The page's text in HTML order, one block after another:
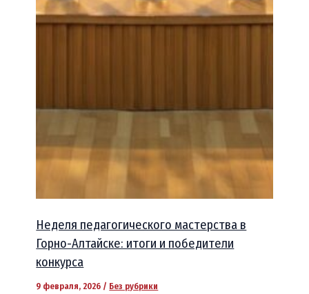
Неделя педагогического мастерства в
Горно-Алтайске: итоги и победители
конкурса
9 февраля, 2026 / Без рубрики